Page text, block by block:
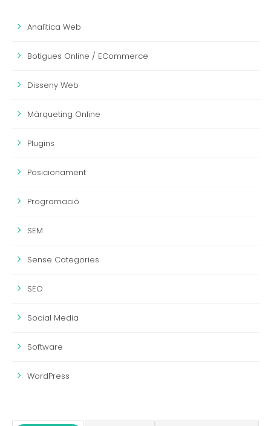
Analítica Web
Botigues Online / ECommerce
Disseny Web
Màrqueting Online
Plugins
Posicionament
Programació
SEM
Sense Categories
SEO
Social Media
Software
WordPress